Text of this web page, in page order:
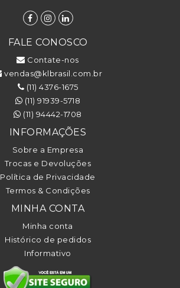
FALE CONOSCO
Contate-nos
vendas@klbrasil.com.br
(11) 4376-1675
(11) 91939-5718
(11) 94442-1708
INFORMAÇÕES
Sobre a Empresa
Trocas e Devoluções
Política de Privacidade
Termos & Condições
MINHA CONTA
Minha conta
Histórico de pedidos
Informativo